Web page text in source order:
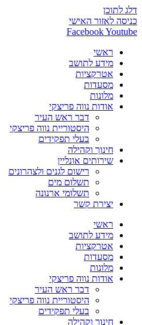
דלג לתוכן
כניסה לאזור האישי
FacebookYoutube
ראשי
מידע לתושב
אטרקציות
מסעדות
מלונות
אודות נווה פריצקי
דבר ראש העיר
היסטוריית נווה פריצקי
בעלי תפקידים
חינוך וקהילה
שירותים אונליין
רישום לגנים ולצהרונים
תשלום מים
תשלומי ארנונה
יצירת קשר
ראשי
מידע לתושב
אטרקציות
מסעדות
מלונות
אודות נווה פריצקי
דבר ראש העיר
היסטוריית נווה פריצקי
בעלי תפקידים
חינוך וקהילה